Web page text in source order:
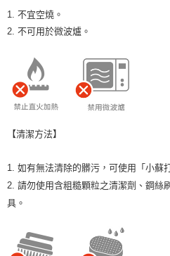
1. 不宜空燒。
2. 不可用於微波爐。
【清潔方法】
1. 如有無法清除的髒污，可使用「小蘇
2. 請勿使用含粗糙顆粒之清潔劑、鋼絲
具。